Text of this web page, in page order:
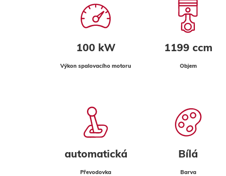
100 kW
Výkon spalovacího motoru
1199 ccm
Objem
automatická
Převodovka
Bílá
Barva